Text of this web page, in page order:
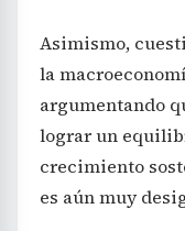
Asimismo,
la
argumentando
lograr un
crecimiento
es aún muy